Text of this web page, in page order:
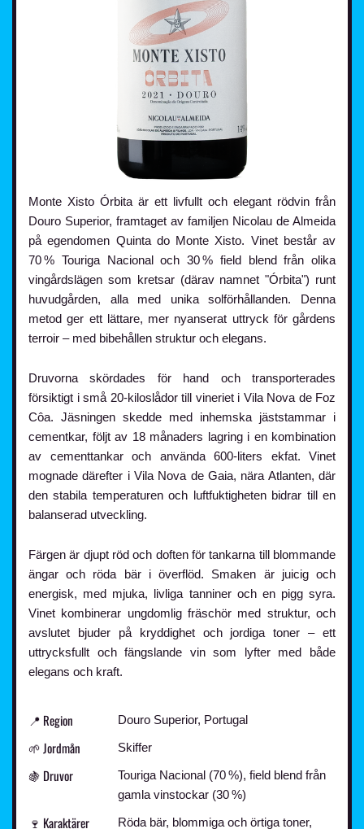
Monte Xisto Órbita är ett livfullt och elegant rödvin från
Douro Superior, framtaget av familjen Nicolau de Almeida
på egendomen Quinta do Monte Xisto. Vinet består av
70 % Touriga Nacional och 30 % field blend från olika
vingårdslägen som kretsar (därav namnet "Órbita") runt
huvudgården, alla med unika solförhållanden. Denna
metod ger ett lättare, mer nyanserat uttryck för gårdens
terroir – med bibehållen struktur och elegans.
Druvorna skördades för hand och transporterades
försiktigt i små 20-kiloslådor till vineriet i Vila Nova de Foz
Côa. Jäsningen skedde med inhemska jäststammar i
cementkar, följt av 18 månaders lagring i en kombination
av cementtankar och använda 600-liters ekfat. Vinet
mognade därefter i Vila Nova de Gaia, nära Atlanten, där
den stabila temperaturen och luftfuktigheten bidrar till en
balanserad utveckling.
Färgen är djupt röd och doften för tankarna till blommande
ängar och röda bär i överflöd. Smaken är juicig och
energisk, med mjuka, livliga tanniner och en pigg syra.
Vinet kombinerar ungdomlig fräschör med struktur, och
avslutet bjuder på kryddighet och jordiga toner – ett
uttrycksfullt och fängslande vin som lyfter med både
elegans och kraft.
📍 Region Douro Superior, Portugal
🌱 Jordmån Skiffer
🍇 Druvor
Touriga Nacional (70 %), field blend från
gamla vinstockar (30 %)
🍷 Karaktärer Röda bär, blommiga och örtiga toner,